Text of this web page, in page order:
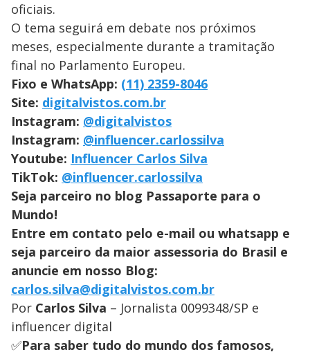
oficiais.
O tema seguirá em debate nos próximos
meses, especialmente durante a tramitação
final no Parlamento Europeu.
Fixo e WhatsApp: (11) 2359-8046
Site: digitalvistos.com.br
Instagram: @digitalvistos
Instagram: @influencer.carlossilva
Youtube: Influencer Carlos Silva
TikTok: @influencer.carlossilva
Seja parceiro no blog Passaporte para o
Mundo!
Entre em contato pelo e-mail ou whatsapp e
seja parceiro da maior assessoria do Brasil e
anuncie em nosso Blog:
carlos.silva@digitalvistos.com.br
Por Carlos Silva – Jornalista 0099348/SP e
influencer digital
✅Para saber tudo do mundo dos famosos,